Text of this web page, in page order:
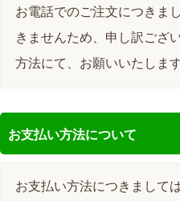
お電話でのご注文につきま
きませんため、申し訳ござ
方法にて、お願いいたします
お支払い方法について
お支払い方法につきまして